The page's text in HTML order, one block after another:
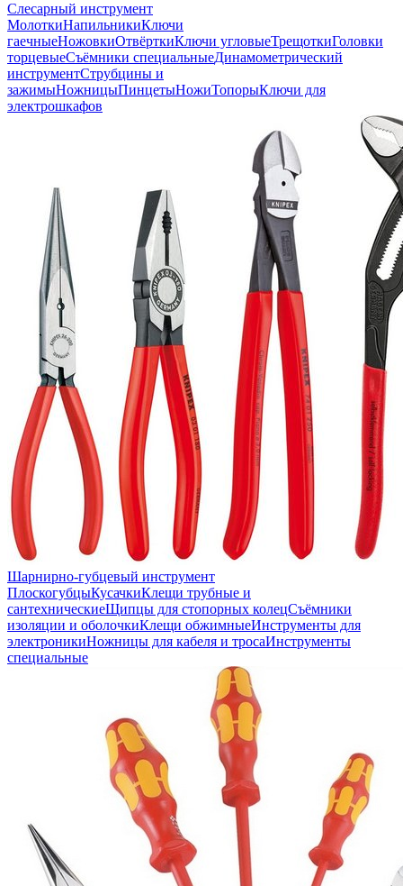
Слесарный инструмент
МолоткиНапильникиКлючи
гаечныеНожовкиОтвёрткиКлючи угловыеТрещоткиГоловки
торцевыеСъёмники специальныеДинамометрический
инструментСтрубцины и
зажимыНожницыПинцетыНожиТопорыКлючи для
электрошкафов
Шарнирно-губцевый инструмент
ПлоскогубцыКусачкиКлещи трубные и
сантехническиеЩипцы для стопорных колецСъёмники
изоляции и оболочкиКлещи обжимныеИнструменты для
электроникиНожницы для кабеля и тросаИнструменты
специальные